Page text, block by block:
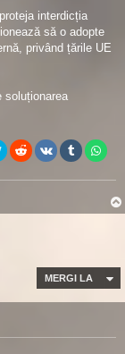
interdicția
să o adopte
privând țările UE
soluționarea
MERGI LA